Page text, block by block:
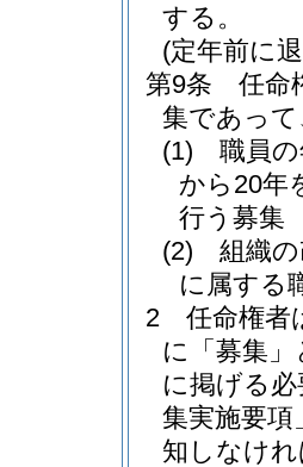
する。
(定年前に
第9条
任命
集であっ
(1)
職員
から20年
行う募集
(2)
組織
に属する
2
任命権者
に「募集
に掲げる
集実施要
知しなけ